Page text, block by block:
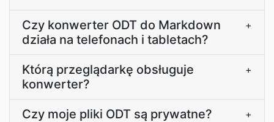
Czy konwerter ODT do Markdown
działa na telefonach i tabletach?
+
Którą przeglądarkę obsługuje
konwerter?
+
Czy moje pliki ODT są prywatne? +